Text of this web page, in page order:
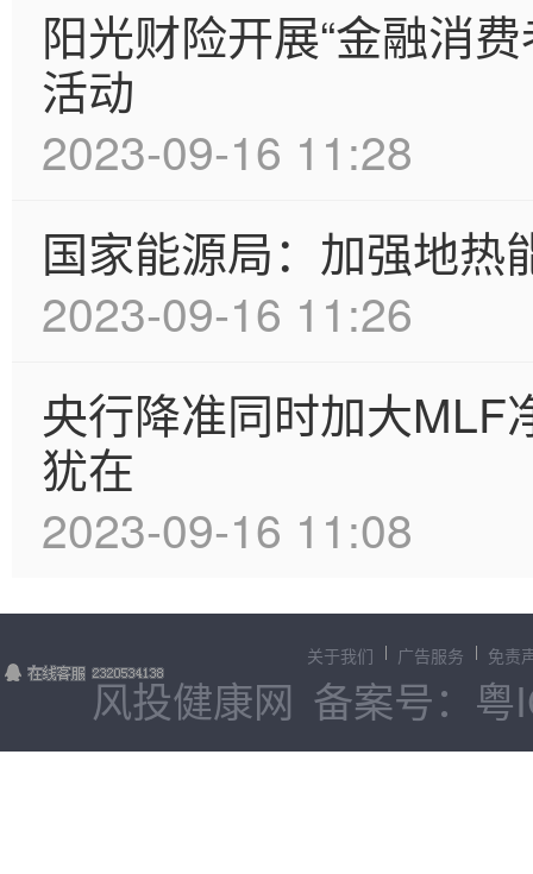
阳光财险开展“金融消
活动
2023-09-16 11:28
国家能源局：加强地热
2023-09-16 11:26
央行降准同时加大MLF
犹在
2023-09-16 11:08
关于我们 广告服务 免责
风投健康网 备案号：粤